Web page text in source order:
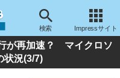
検索 Impressサイト
が再加速？ マイクロソ
状況(3/7)